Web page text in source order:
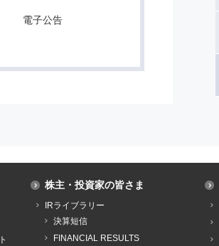
電子公告
株主・投資家の皆さま
IRライブラリー
決算短信
FINANCIAL RESULTS